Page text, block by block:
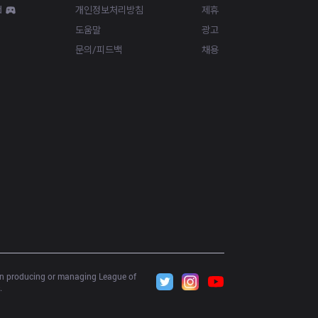
개인정보처리방침
도움말
문의/피드백
제휴
광고
채용
producing or managing League of